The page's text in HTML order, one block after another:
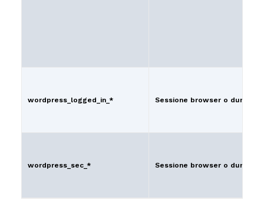
wordpress_logged_in_* Sessione browser o durata
wordpress_sec_* Sessione browser o durata